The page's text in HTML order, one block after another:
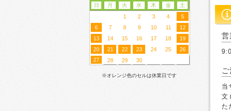
日
月 火 水 木 金
土
1
2 3 4
5
6
7 8 9 10 11
12
13
14 15 16 17 18
19
20
21 22 23 24 25
26
27
28 29 30
※オレンジ色のセルは休業日です
営
当
文
た